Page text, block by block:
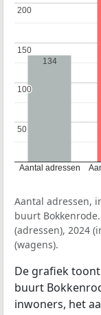
Aantal adressen
50
50
100
100
150
150
200
200
134
Aantal adressen,
buurt
(adressen), 2024
(wagens).
De grafiek toont
buurt
inwoners, het